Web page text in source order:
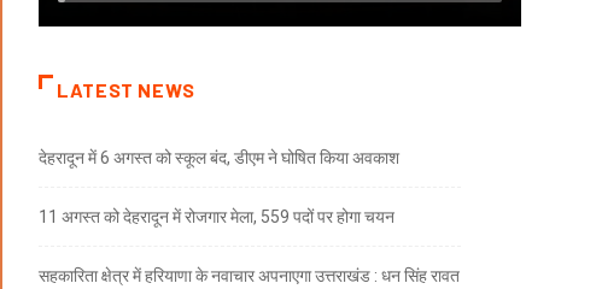
LATEST NEWS
देहरादून में 6 अगस्त को स्कूल बंद, डीएम ने घोषित किया अवकाश
11 अगस्त को देहरादून में रोजगार मेला, 559 पदों पर होगा चयन
सहकारिता क्षेत्र में हरियाणा के नवाचार अपनाएगा उत्तराखंड : धन सिंह रावत